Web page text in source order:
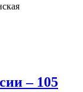
– 105